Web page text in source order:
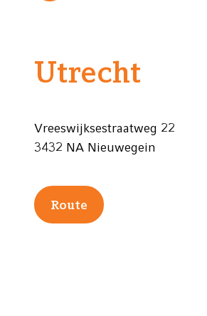
Utrecht
Vreeswijksestraatweg 22
3432 NA Nieuwegein
Route